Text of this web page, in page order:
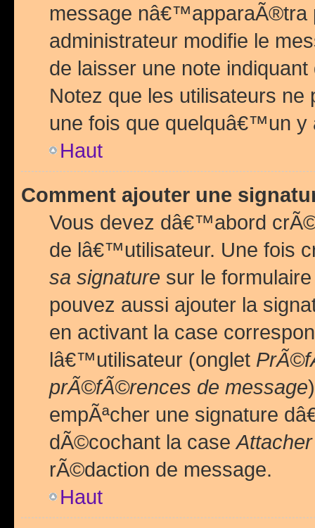
message nâ€™apparaÃ®tra
administrateur modifie le
de laisser une note
Notez que les utilisateurs
une fois que quelquâ€™un y
Haut
Comment ajouter une
Vous devez dâ€™abord
de lâ€™utilisateur. Une fois
sa signature sur le
pouvez aussi ajouter la
en activant la case
lâ€™utilisateur (onglet
prÃ©fÃ©rences de message
empÃªcher une signature
dÃ©cochant la case
rÃ©daction de message.
Haut